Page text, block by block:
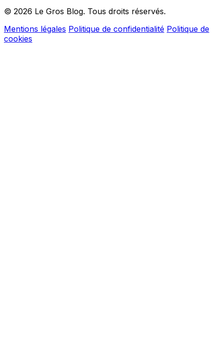
© 2026 Le Gros Blog. Tous droits réservés.
Mentions légales Politique de confidentialité Politique de
cookies